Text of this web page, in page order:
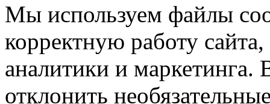
Мы используем файлы
корректную работу
аналитики и
отклонить